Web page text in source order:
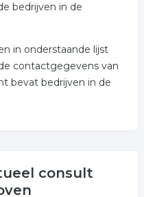
bedrijven in de
in onderstaande lijst
contactgegevens van
bevat bedrijven in de
consult